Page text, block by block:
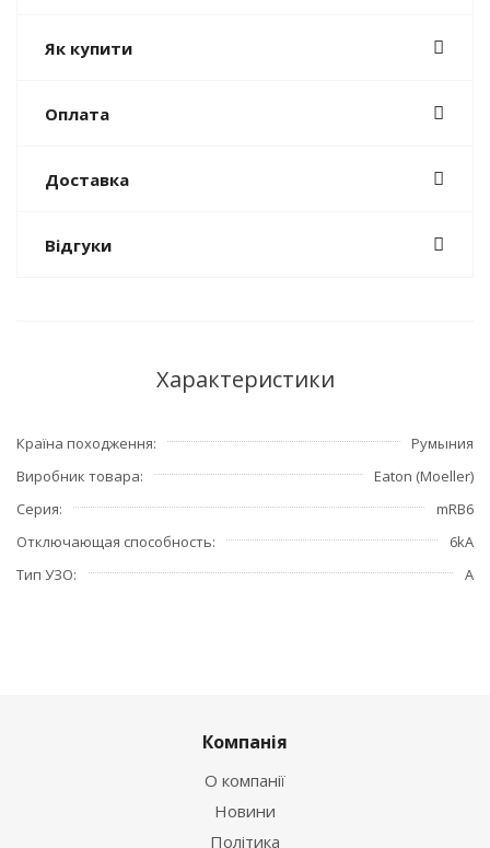
Як купити
Оплата
Доставка
Відгуки
Характеристики
Країна походження
Румыния
Виробник товара
Eaton (Moeller)
Серия
mRB6
Отключающая способность
6kA
Тип УЗО
А
Компанія
О компанії
Новини
Політика